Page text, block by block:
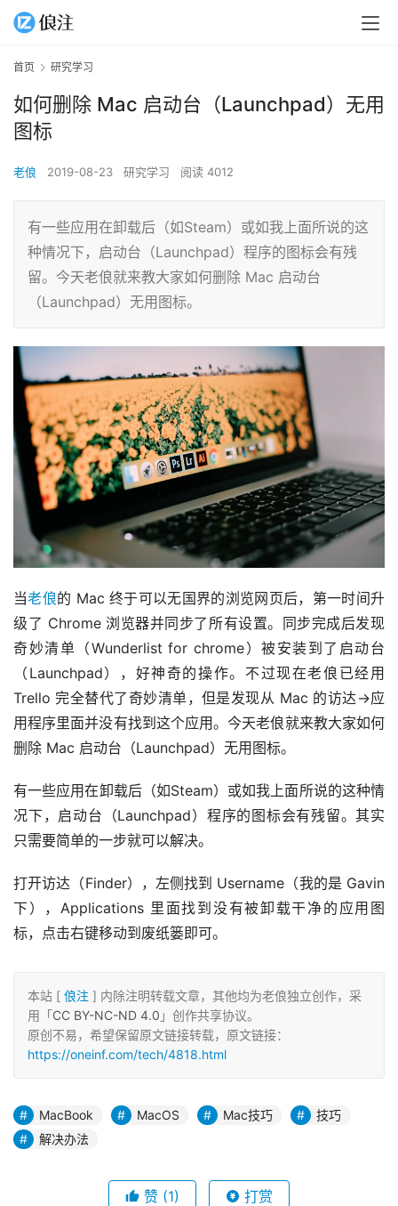
首页 研究学习
如何删除 Mac 启动台（Launchpad）无用
图标
老俍 2019-08-23 研究学习 阅读 4012
有一些应用在卸载后（如Steam）或如我上面所说的这
种情况下，启动台（Launchpad）程序的图标会有残
留。今天老俍就来教大家如何删除 Mac 启动台
（Launchpad）无用图标。
当老俍的 Mac 终于可以无国界的浏览网页后，第一时间升
级了 Chrome 浏览器并同步了所有设置。同步完成后发现
奇妙清单（Wunderlist for chrome）被安装到了启动台
（Launchpad），好神奇的操作。不过现在老俍已经用
Trello 完全替代了奇妙清单，但是发现从 Mac 的访达->应
用程序里面并没有找到这个应用。今天老俍就来教大家如何
删除 Mac 启动台（Launchpad）无用图标。
有一些应用在卸载后（如Steam）或如我上面所说的这种情
况下，启动台（Launchpad）程序的图标会有残留。其实
只需要简单的一步就可以解决。
打开访达（Finder），左侧找到 Username（我的是 Gavin
下），Applications 里面找到没有被卸载干净的应用图
标，点击右键移动到废纸篓即可。
本站 [ 俍注 ] 内除注明转载文章，其他均为老俍独立创作，采
用「CC BY-NC-ND 4.0 」创作共享协议。
原创不易，希望保留原文链接转载，原文链接：
https://oneinf.com/tech/4818.html
MacBook MacOS Mac技巧
技巧
解决办法
赞 (1) 打赏